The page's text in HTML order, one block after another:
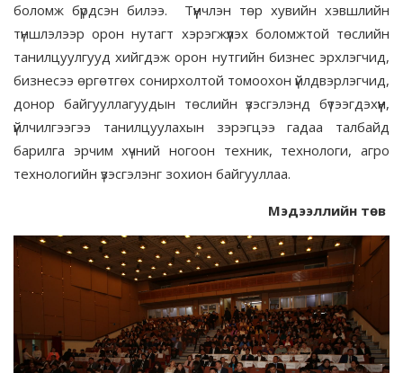
боломж бүрдсэн билээ. Түүнчлэн төр хувийн хэвшлийн
түншлэлээр орон нутагт хэрэгжүүлэх боломжтой төслийн
танилцуулгууд хийгдэж орон нутгийн бизнес эрхлэгчид,
бизнесээ өргөтгөх сонирхолтой томоохон үйлдвэрлэгчид,
донор байгууллагуудын төслийн үзэсгэлэнд бүтээгдэхүүн,
үйлчилгээгээ танилцуулахын зэрэгцээ гадаа талбайд
барилга эрчим хүчний ногоон техник, технологи, агро
технологийн үзэсгэлэнг зохион байгууллаа.
Мэдээллийн төв